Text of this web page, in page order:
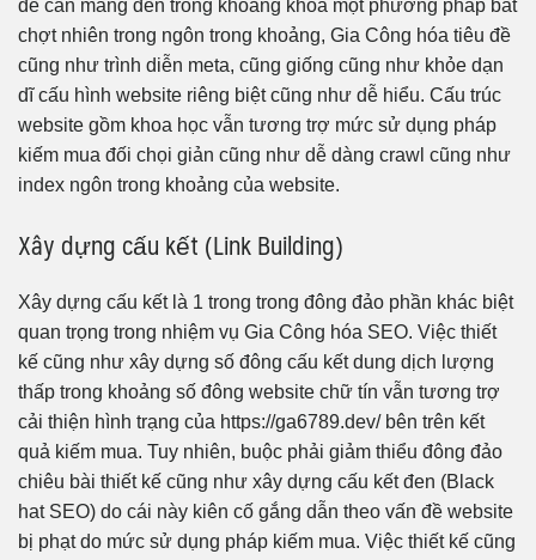
đề cần mang đến trong khoảng khóa một phương pháp bất
chợt nhiên trong ngôn trong khoảng, Gia Công hóa tiêu đề
cũng như trình diễn meta, cũng giống cũng như khỏe dạn
dĩ cấu hình website riêng biệt cũng như dễ hiểu. Cấu trúc
website gồm khoa học vẫn tương trợ mức sử dụng pháp
kiếm mua đối chọi giản cũng như dễ dàng crawl cũng như
index ngôn trong khoảng của website.
Xây dựng cấu kết (Link Building)
Xây dựng cấu kết là 1 trong trong đông đảo phần khác biệt
quan trọng trong nhiệm vụ Gia Công hóa SEO. Việc thiết
kế cũng như xây dựng số đông cấu kết dung dịch lượng
thấp trong khoảng số đông website chữ tín vẫn tương trợ
cải thiện hình trạng của https://ga6789.dev/ bên trên kết
quả kiếm mua. Tuy nhiên, buộc phải giảm thiểu đông đảo
chiêu bài thiết kế cũng như xây dựng cấu kết đen (Black
hat SEO) do cái này kiên cố gắng dẫn theo vấn đề website
bị phạt do mức sử dụng pháp kiếm mua. Việc thiết kế cũng